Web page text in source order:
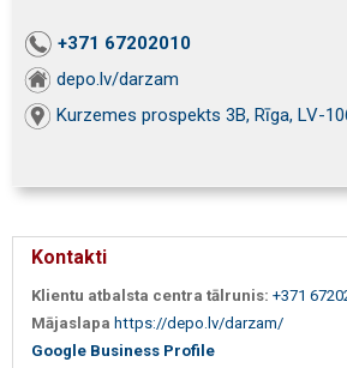
+371 67202010
depo.lv/darzam
Kurzemes prospekts 3B, Rīga, LV-
Kontakti
Klientu atbalsta centra tālrunis: +371
Mājaslapa https://depo.lv/darzam/
Google Business Profile